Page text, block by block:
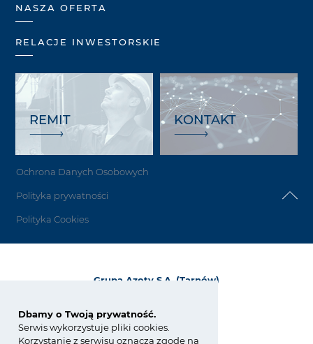
Dbamy o Twoją prywatność.
Serwis wykorzystuje pliki cookies.
Korzystanie z serwisu oznacza zgodę na
NASZA OFERTA
RELACJE INWESTORSKIE
REMIT KONTAKT
Ochrona Danych Osobowych
Polityka prywatności
Polityka Cookies
Grupa Azoty S.A. (Tarnów)
33-101 Tarnów, Polska
tel.:+48 14 637 37 37